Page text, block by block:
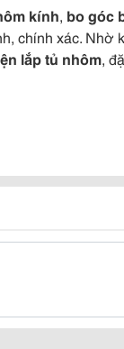
kính, bo góc
chính xác. Nhờ
lắp tủ nhôm,